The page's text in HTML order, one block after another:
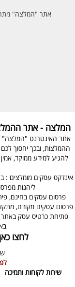
אתר "המלצה"
המלצה - אתר
אתר האינטרנט "המלצה"
ההמלצות, ובכך יחסוך
להגיע למידע ממוקד,
אינדקס עסקים מומלצים :
ליהנות
פרסום עסקים בחינם,
פרסום עסקים מקודם,
פתיחת כרטיס עסק באתר
לחצו
שירות לקוחות ותמיכה